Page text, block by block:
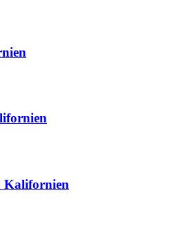
Kalifornien